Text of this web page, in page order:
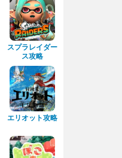
スプラレイダー
ス攻略
エリオット攻略